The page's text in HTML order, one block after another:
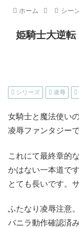
ホーム シー
姫騎士大逆
シリーズ 凌辱
女騎士と魔法使い
凌辱ファンタジーで
これにて最終章的
かはない一本道です
とても長いです。
ふたなり凌辱注意
バニラ動作確認済